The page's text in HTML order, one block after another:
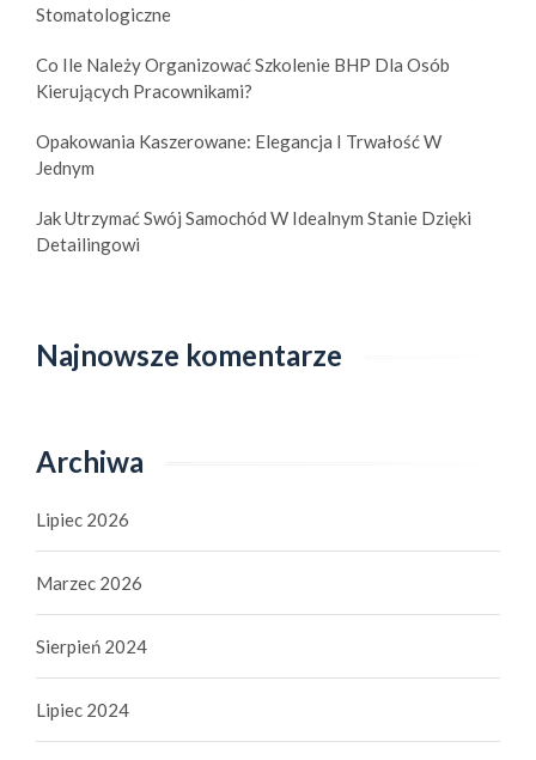
Stomatologiczne
Co Ile Należy Organizować Szkolenie BHP Dla Osób
Kierujących Pracownikami?
Opakowania Kaszerowane: Elegancja I Trwałość W
Jednym
Jak Utrzymać Swój Samochód W Idealnym Stanie Dzięki
Detailingowi
Najnowsze komentarze
Archiwa
Lipiec 2026
Marzec 2026
Sierpień 2024
Lipiec 2024